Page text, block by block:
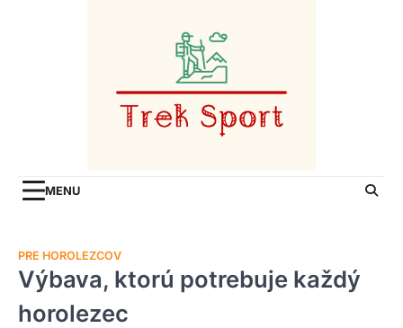
MENU
PRE HOROLEZCOV
Výbava, ktorú potrebuje každý
horolezec